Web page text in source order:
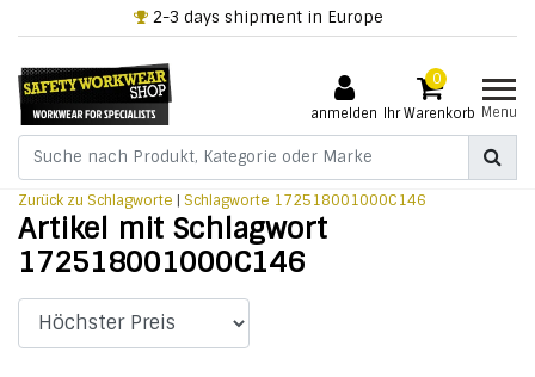
2-3 days shipment in Europe
anmelden
0
Ihr Warenkorb Menu
Zurück zu Schlagworte | Schlagworte 172518001000C146
Artikel mit Schlagwort
172518001000C146